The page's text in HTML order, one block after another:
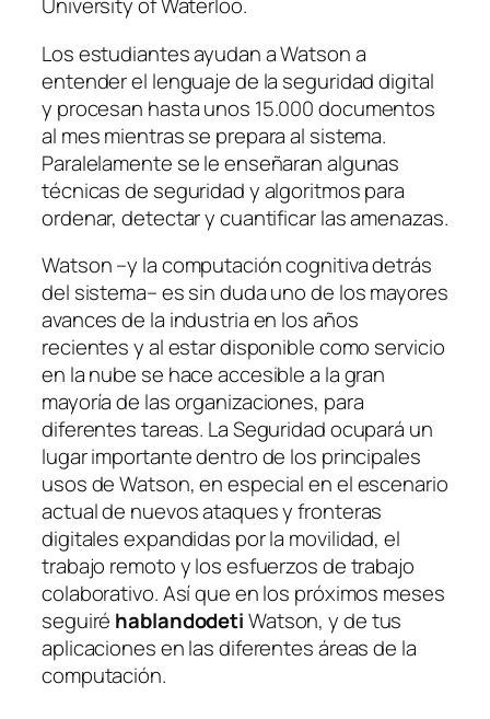
Los estudiantes ayudan a Watson a
entender el lenguaje de la seguridad digital
y procesan hasta unos 15.000 documentos
al mes mientras se prepara al sistema.
Paralelamente se le enseñaran algunas
técnicas de seguridad y algoritmos para
ordenar, detectar y cuantificar las amenazas.
Watson –y la computación cognitiva detrás
del sistema– es sin duda uno de los mayores
avances de la industria en los años
recientes y al estar disponible como servicio
en la nube se hace accesible a la gran
mayoría de las organizaciones, para
diferentes tareas. La Seguridad ocupará un
lugar importante dentro de los principales
usos de Watson, en especial en el escenario
actual de nuevos ataques y fronteras
digitales expandidas por la movilidad, el
trabajo remoto y los esfuerzos de trabajo
colaborativo. Así que en los próximos meses
seguiré hablandodetiWatson, y de tus
aplicaciones en las diferentes áreas de la
computación.